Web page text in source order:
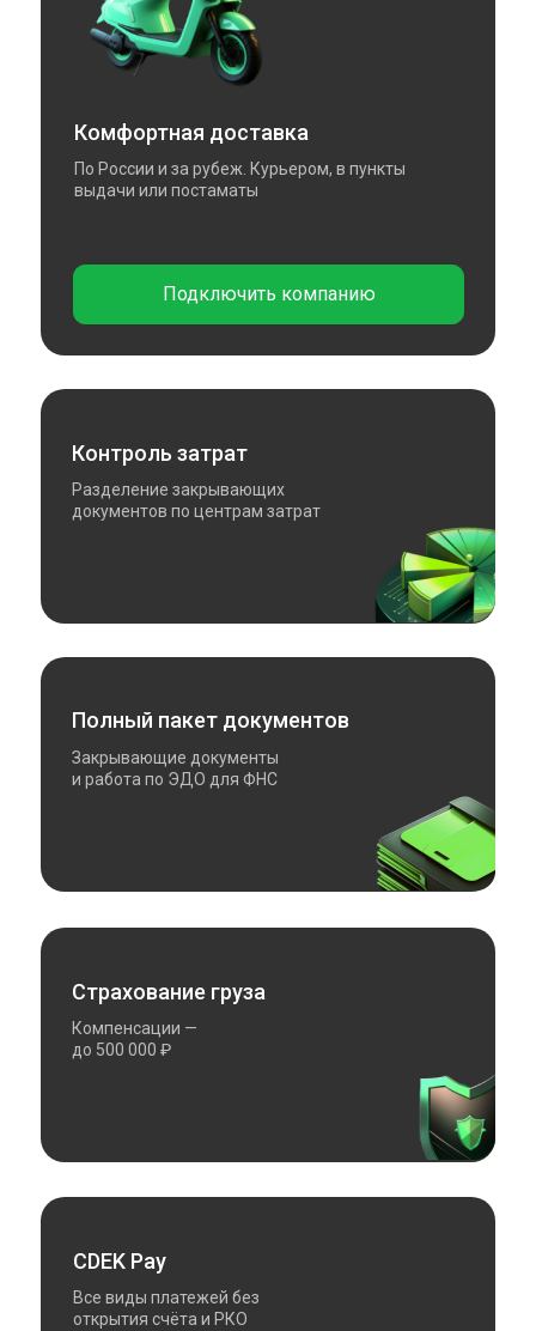
Контроль затрат
Разделение закрывающих
документов по центрам затрат
Подключить компанию
Комфортная доставка
Полный пакет документов
Закрывающие документы
и работа по ЭДО для ФНС
По России и за рубеж. Курьером, в пункты
выдачи или постаматы
Страхование груза
Компенсации —
до 500 000 ₽
CDEK Pay
Все виды платежей без
открытия счёта и РКО